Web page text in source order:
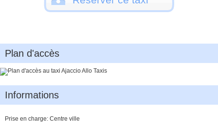
Plan d'accès
Informations
Prise en charge: Centre ville